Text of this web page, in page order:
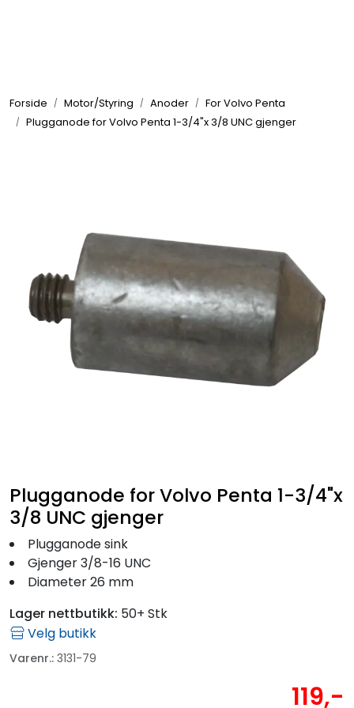
Forside Motor/Styring Anoder
For Volvo Penta
Plugganode for Volvo Penta 1-3/4"x 3/8 UNC gjenger
Plugganode for Volvo Penta 1-3/4"x
3/8 UNC gjenger
Plugganode sink
Gjenger 3/8-16 UNC
Diameter 26 mm
Lager nettbutikk: 50+ Stk
Velg butikk
Varenr.: 3131-79
119,-
Elektrisk
Motor/Styring
Fortøyning
Seil
Outlet